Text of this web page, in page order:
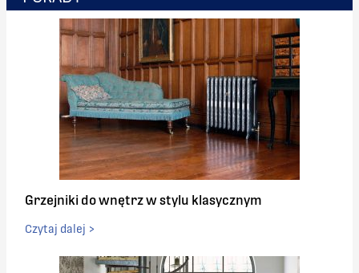
Grzejniki do wnętrz w stylu klasycznym
Czytaj dalej >